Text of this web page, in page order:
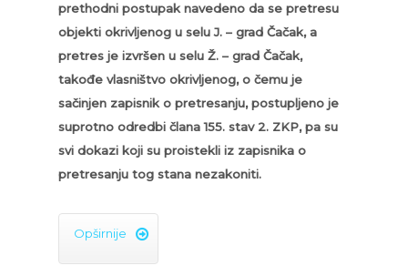
prethodni postupak navedeno da se pretresu
objekti okrivljenog u selu J. – grad Čačak, a
pretres je izvršen u selu Ž. – grad Čačak,
takođe vlasništvo okrivljenog, o čemu je
sačinjen zapisnik o pretresanju, postupljeno je
suprotno odredbi člana 155. stav 2. ZKP, pa su
svi dokazi koji su proistekli iz zapisnika o
pretresanju tog stana nezakoniti.
Opširnije 